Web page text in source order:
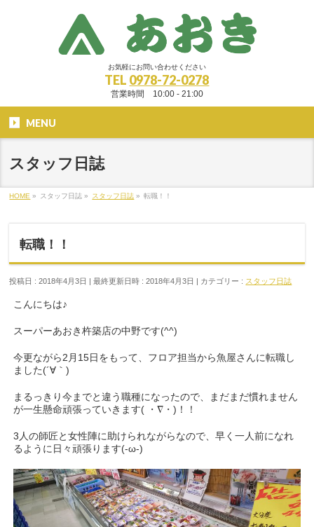
お気軽にお問い合わせください
TEL 0978-72-0278
営業時間 10:00 - 21:00
MENU
スタッフ日誌
HOME » スタッフ日誌 » スタッフ日誌 » 転職！！
転職！！
投稿日 : 2018年4月3日 最終更新日時 : 2018年4月3日 カテゴリー : スタッフ日誌
こんにちは♪
スーパーあおき杵築店の中野です(^^)
今更ながら2月15日をもって、フロア担当から魚屋さんに転職し
ました(´∀｀)
まるっきり今までと違う職種になったので、まだまだ慣れません
が一生懸命頑張っていきます( ・∇・)！！
3人の師匠と女性陣に助けられながらなので、早く一人前になれ
るように日々頑張ります(-ω-)